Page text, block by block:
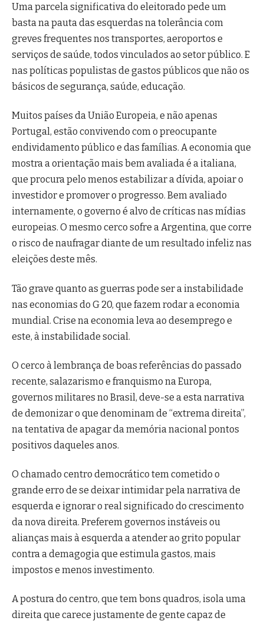
Uma parcela significativa do eleitorado pede um
basta na pauta das esquerdas na tolerância com
greves frequentes nos transportes, aeroportos e
serviços de saúde, todos vinculados ao setor público. E
nas políticas populistas de gastos públicos que não os
básicos de segurança, saúde, educação.
Muitos países da União Europeia, e não apenas
Portugal, estão convivendo com o preocupante
endividamento público e das famílias. A economia que
mostra a orientação mais bem avaliada é a italiana,
que procura pelo menos estabilizar a dívida, apoiar o
investidor e promover o progresso. Bem avaliado
internamente, o governo é alvo de críticas nas mídias
europeias. O mesmo cerco sofre a Argentina, que corre
o risco de naufragar diante de um resultado infeliz nas
eleições deste mês.
Tão grave quanto as guerras pode ser a instabilidade
nas economias do G 20, que fazem rodar a economia
mundial. Crise na economia leva ao desemprego e
este, à instabilidade social.
O cerco à lembrança de boas referências do passado
recente, salazarismo e franquismo na Europa,
governos militares no Brasil, deve-se a esta narrativa
de demonizar o que denominam de “extrema direita”,
na tentativa de apagar da memória nacional pontos
positivos daqueles anos.
O chamado centro democrático tem cometido o
grande erro de se deixar intimidar pela narrativa de
esquerda e ignorar o real significado do crescimento
da nova direita. Preferem governos instáveis ou
alianças mais à esquerda a atender ao grito popular
contra a demagogia que estimula gastos, mais
impostos e menos investimento.
A postura do centro, que tem bons quadros, isola uma
direita que carece justamente de gente capaz de